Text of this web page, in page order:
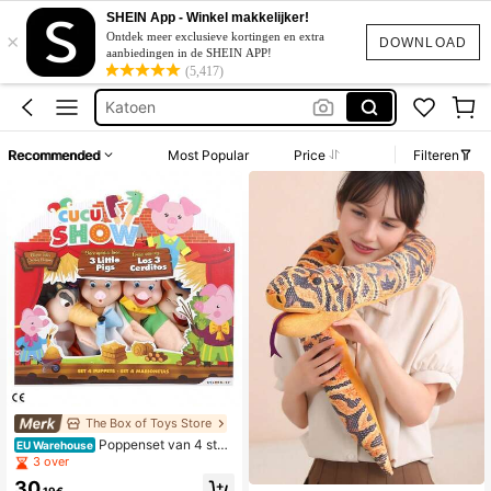
DOWNLOAD
×
SHEIN App - Winkel makkelijker!
Ontdek meer exclusieve kortingen en extra
aanbiedingen in de SHEIN APP!
(5,417)
Trouwjurk
Capybara
Katoen
Squishy
Capybara
Recommended Most Popular Price Filteren
The Box of Toys Store
EU Warehouse Poppenset van 4 stuk
s met de Drie Kleine Biggetjes. ✅ Le
vering binnen 24/48 uur naar het va
3 over